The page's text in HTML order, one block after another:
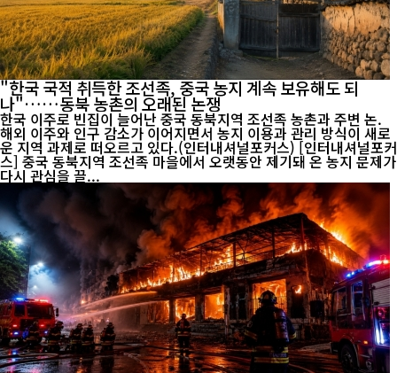
"한국 국적 취득한 조선족, 중국 농지 계속 보유해도 되
나"……동북 농촌의 오래된 논쟁
한국 이주로 빈집이 늘어난 중국 동북지역 조선족 농촌과 주변 논.
해외 이주와 인구 감소가 이어지면서 농지 이용과 관리 방식이 새로
운 지역 과제로 떠오르고 있다.(인터내셔널포커스) [인터내셔널포커
스] 중국 동북지역 조선족 마을에서 오랫동안 제기돼 온 농지 문제가
다시 관심을 끌...